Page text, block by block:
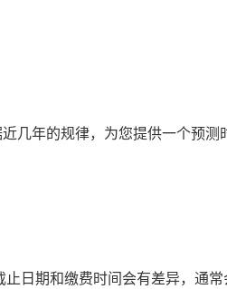
几年的规律，为您提供一个预
日期和缴费时间会有差异，通